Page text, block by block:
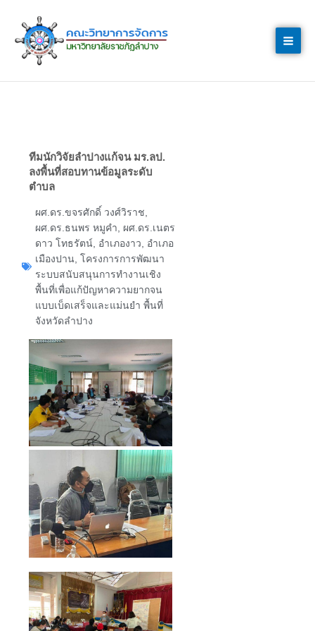
content
ทีมนักวิจัยลำปางแก้จน มร.ลป.
ลงพื้นที่สอบทานข้อมูลระดับ
ตำบล
ผศ.ดร.ขจรศักดิ์ วงศ์วิราช
ผศ.ดร.ธนพร หมูคำ
ผศ.ดร.เนตร
ดาว โทธรัตน์
อำเภองาว
อำเภอ
เมืองปาน ,โครงการการพัฒนา
ระบบสนับสนุนการทำงานเชิง
พื้นที่เพื่อแก้ปัญหาความยากจน
แบบเบ็ดเสร็จและแม่นยำ พื้นที่
จังหวัดลำปาง